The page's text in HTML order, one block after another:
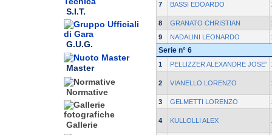
S.I.T.
G.U.G.
Master
Normative
Gallerie
7 BASSI EDOARDO
8 GRANATO CHRISTIAN
9
NADALINI LEONARDO
Serie n° 6
1 PELLIZZER ALEXANDRE JOSE'
2 VIANELLO LORENZO
3 GELMETTI LORENZO
4 KULLOLLI ALEX